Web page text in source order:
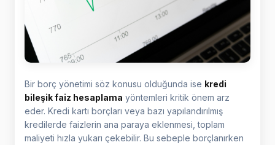
Bir borç yönetimi söz konusu olduğunda ise kredi
bileşik faiz hesaplama yöntemleri kritik önem arz
eder. Kredi kartı borçları veya bazı yapılandırılmış
kredilerde faizlerin ana paraya eklenmesi, toplam
maliyeti hızla yukarı çekebilir. Bu sebeple borçlanırken